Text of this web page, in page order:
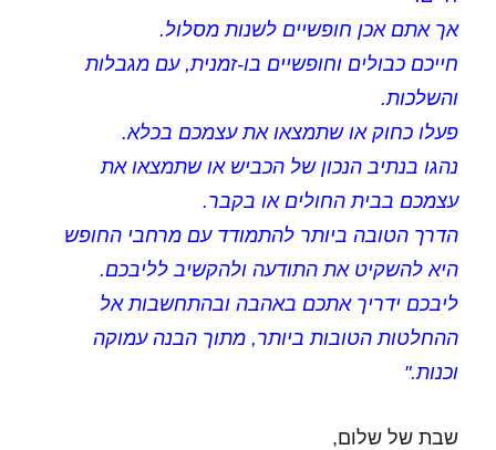
אך אתם אכן חופשיים לשנות מסלול.
חייכם כבולים וחופשיים בו-זמנית, עם מגבלות
והשלכות.
פעלו כחוק או שתמצאו את עצמכם בכלא.
נהגו בנתיב הנכון של הכביש או שתמצאו את
עצמכם בבית החולים או בקבר.
הדרך הטובה ביותר להתמודד עם מרחבי החופש
היא להשקיט את התודעה ולהקשיב לליבכם.
ליבכם ידריך אתכם באהבה ובהתחשבות אל
ההחלטות הטובות ביותר, מתוך הבנה עמוקה
וכנות."
שבת של שלום,